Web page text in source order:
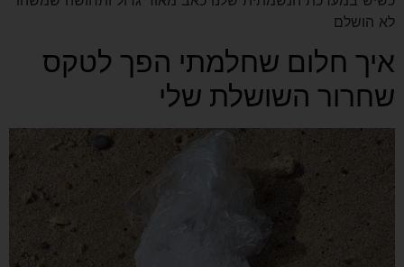
לא הושלם
איך חלום שחלמתי הפך לטקס
שחרור השושלת שלי